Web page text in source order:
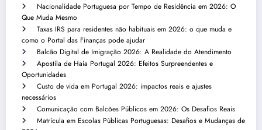
Nacionalidade Portuguesa por Tempo de Residência em 2026: O
Que Muda Mesmo
Taxas IRS para residentes não habituais em 2026: o que muda e
como o Portal das Finanças pode ajudar
Balcão Digital de Imigração 2026: A Realidade do Atendimento
Apostila de Haia Portugal 2026: Efeitos Surpreendentes e
Oportunidades
Custo de vida em Portugal 2026: impactos reais e ajustes
necessários
Comunicação com Balcões Públicos em 2026: Os Desafios Reais
Matrícula em Escolas Públicas Portuguesas: Desafios e Mudanças de